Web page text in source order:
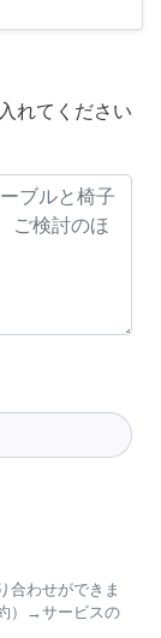
れてください
合わせができま
）→サービスの